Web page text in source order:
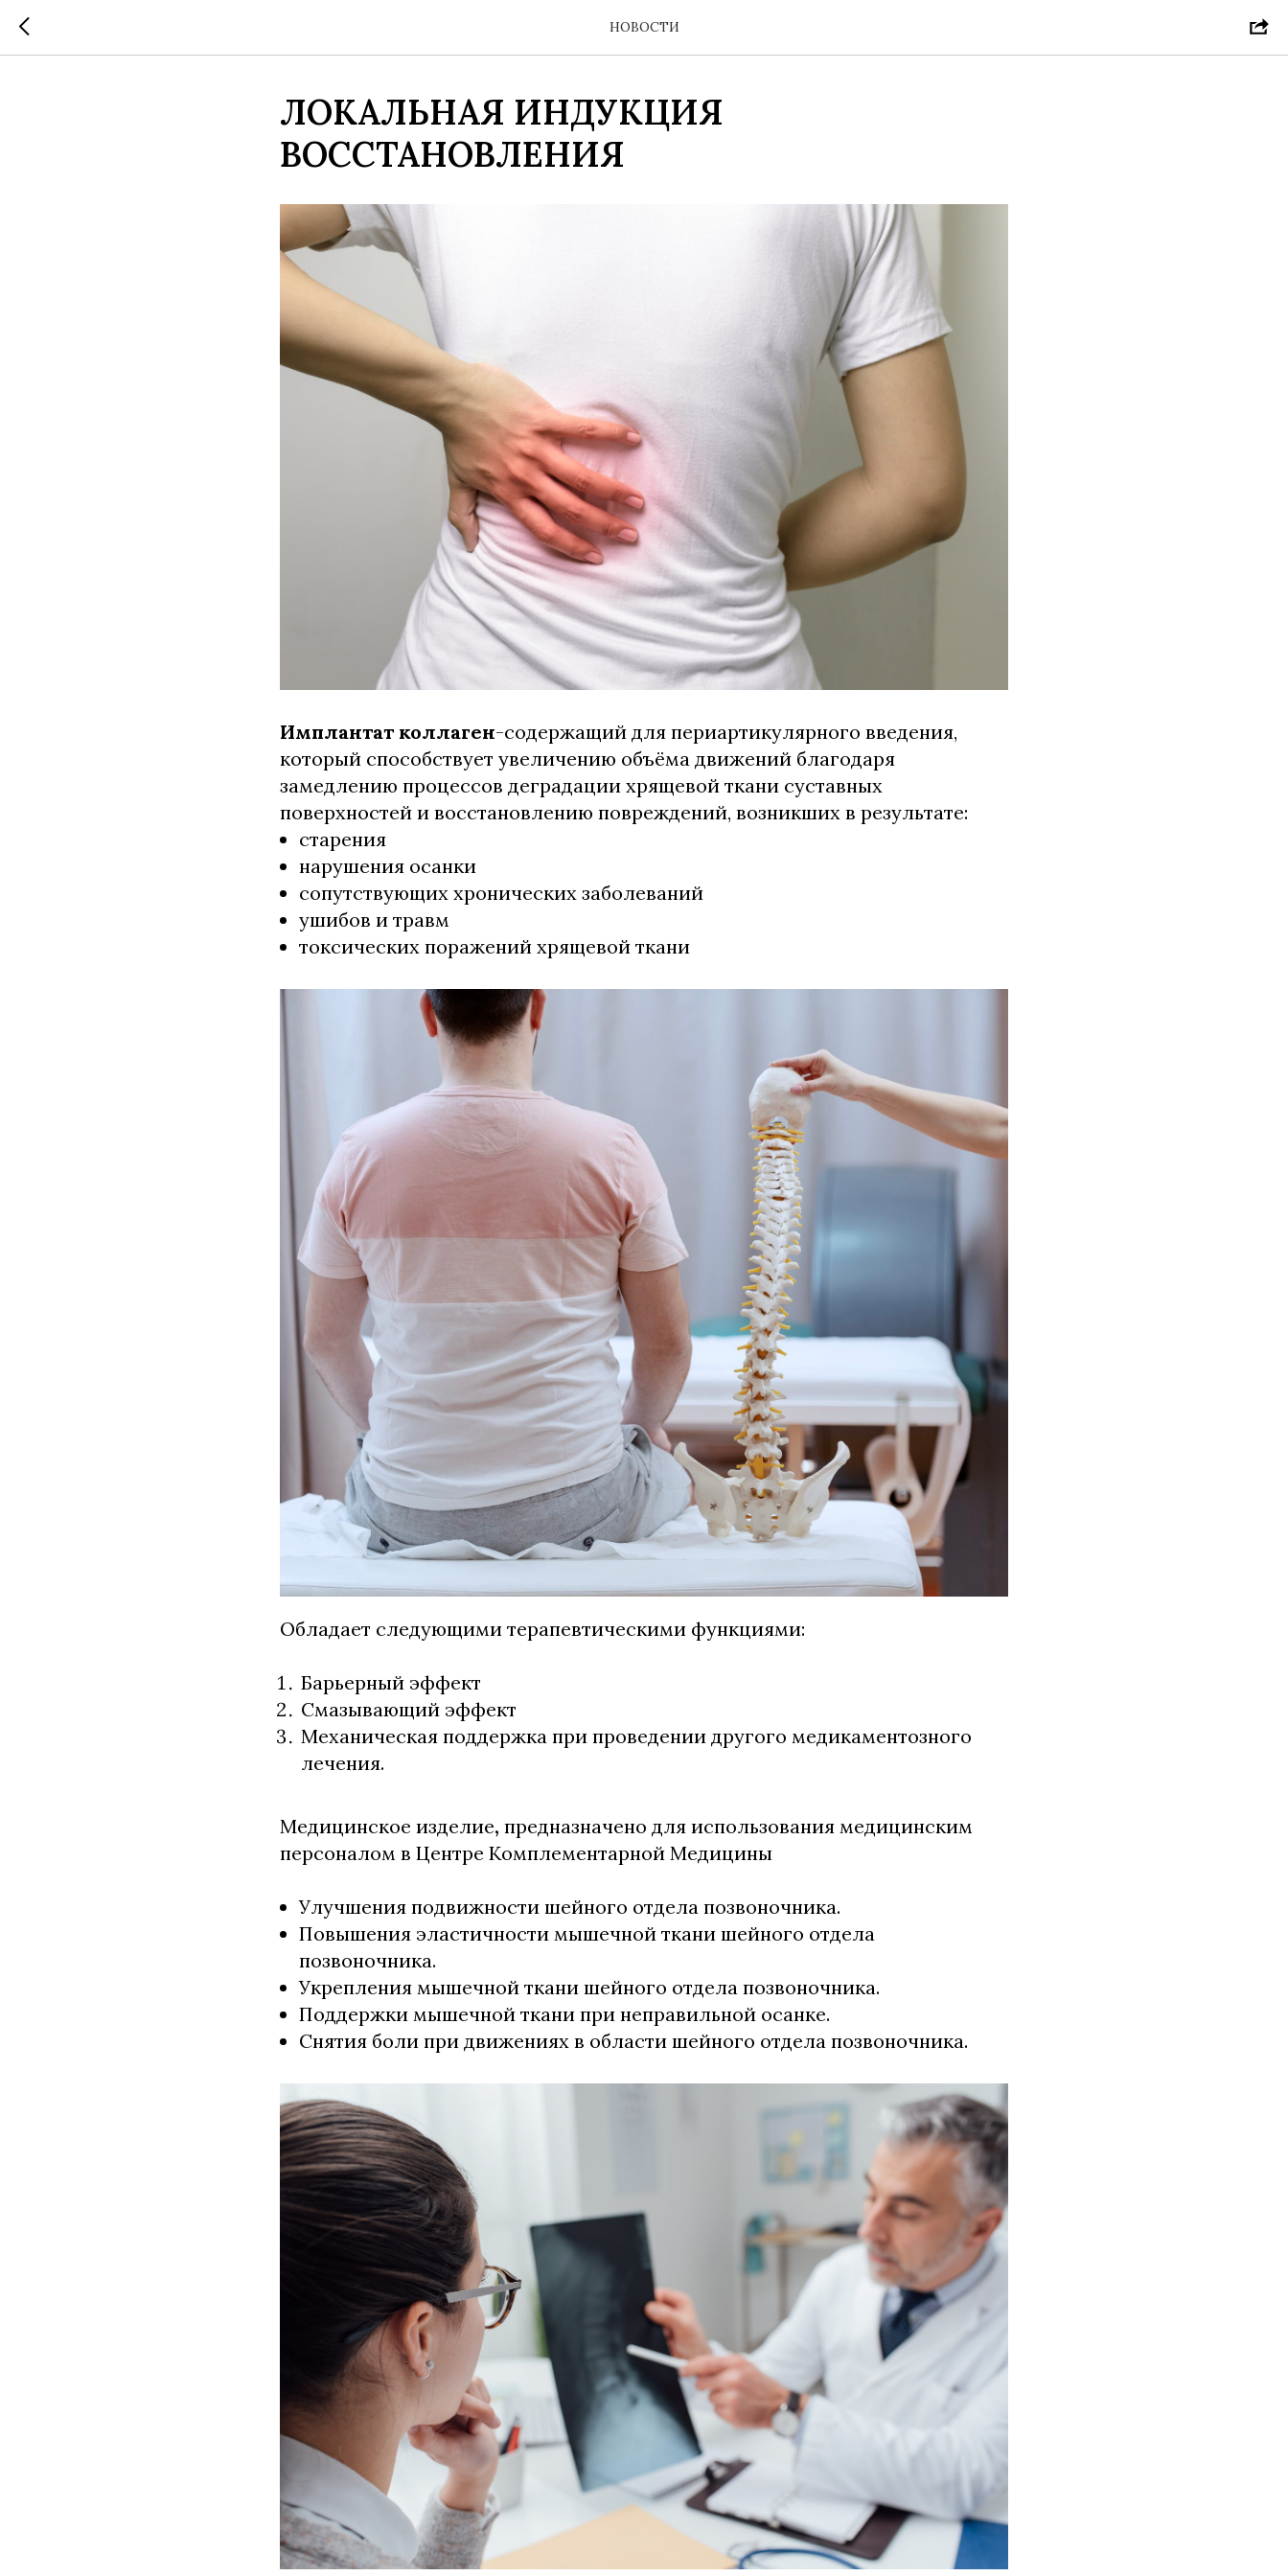
НОВОСТИ
ЛОКАЛЬНАЯ ИНДУКЦИЯ
ВОССТАНОВЛЕНИЯ
Имплантат коллаген-содержащий для периартикулярного введения,
который способствует увеличению объёма движений благодаря
замедлению процессов деградации хрящевой ткани суставных
поверхностей и восстановлению повреждений, возникших в результате:
старения
нарушения осанки
сопутствующих хронических заболеваний
ушибов и травм
токсических поражений хрящевой ткани
Обладает следующими терапевтическими функциями:
Барьерный эффект
Смазывающий эффект
Механическая поддержка при проведении другого медикаментозного
лечения.
Медицинское изделие, предназначено для использования медицинским
персоналом в Центре Комплементарной Медицины
Улучшения подвижности шейного отдела позвоночника.
Повышения эластичности мышечной ткани шейного отдела
позвоночника.
Укрепления мышечной ткани шейного отдела позвоночника.
Поддержки мышечной ткани при неправильной осанке.
Снятия боли при движениях в области шейного отдела позвоночника.